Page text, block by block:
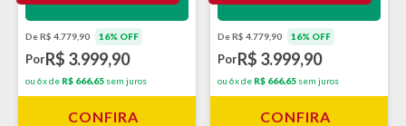
Impermeabilização - VEDA
De R$ 4.779,90 16% OFF
PorR$ 3.999,90
ou 6x de R$ 666,65 sem juros
CONFIRA
Impermeabilização - VEDA
De R$ 4.779,90 16% OFF
PorR$ 3.999,90
ou 6x de R$ 666,65 sem juros
CONFIRA